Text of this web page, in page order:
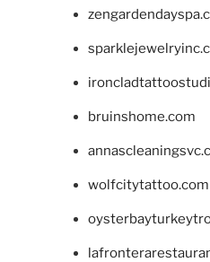
bruinshome.com
wolfcitytattoo.com